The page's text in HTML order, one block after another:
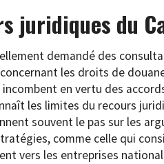
juridiques du
demandé des
les droits de
en vertu des
les limites du recours
souvent le pas sur les
comme celle qui
vers les entreprises